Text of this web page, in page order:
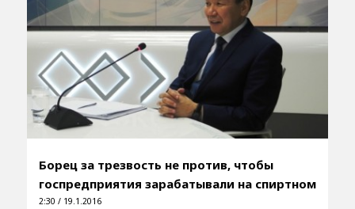
Борец за трезвость не против, чтобы
госпредприятия зарабатывали на спиртном
2:30 / 19.1.2016